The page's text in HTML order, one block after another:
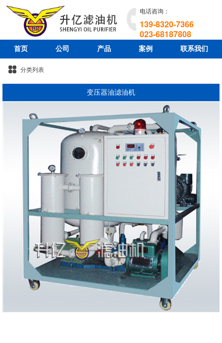
电话咨询：
139-8320-7366
023-68187808
首页 公司 产品 案例 联系我们
分类列表
变压器油滤油机